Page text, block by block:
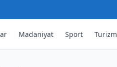
Madaniyat Sport Turizm